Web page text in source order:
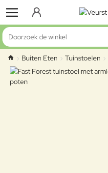
Doorzoek de winkel
home
Buiten Eten Tuinstoelen